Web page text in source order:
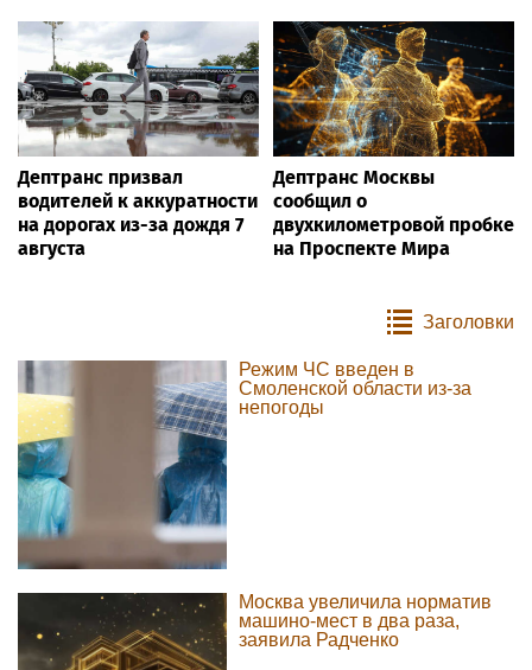
Дептранс призвал
водителей к аккуратности
на дорогах из-за дождя 7
августа
Дептранс Москвы
сообщил о
двухкилометровой пробке
на Проспекте Мира
Заголовки
Режим ЧС введен в
Смоленской области из-за
непогоды
Москва увеличила норматив
машино-мест в два раза,
заявила Радченко